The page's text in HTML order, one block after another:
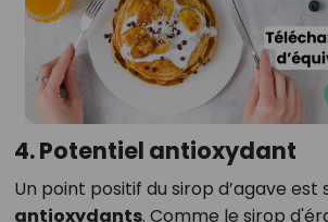
4. Potentiel antioxydant
Un point positif du sirop d’agave est
antioxydants. Comme le sirop